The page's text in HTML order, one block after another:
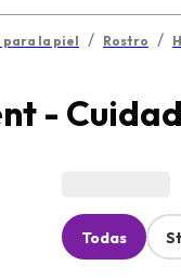
para la piel / Rostro /
-
Todas